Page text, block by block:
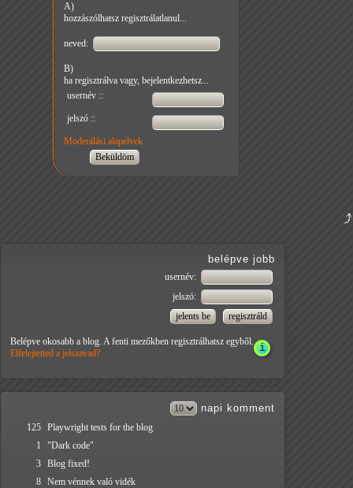
A)
hozzászólhatsz regisztrálatlanul...
neved:
B)
ha regisztrálva vagy, bejelentkezhetsz...
usernév ::
jelszó ::
Moderálási alapelvek
belépve jobb
usernév:
jelszó:
Belépve okosabb a blog. A fenti mezőkben regisztrálhatsz egyből.
Elfelejtetted a jelszavad?
napi komment
125 Playwright tests for the blog
1
"Dark code"
3 Blog fixed!
8 Nem vénnek való vidék